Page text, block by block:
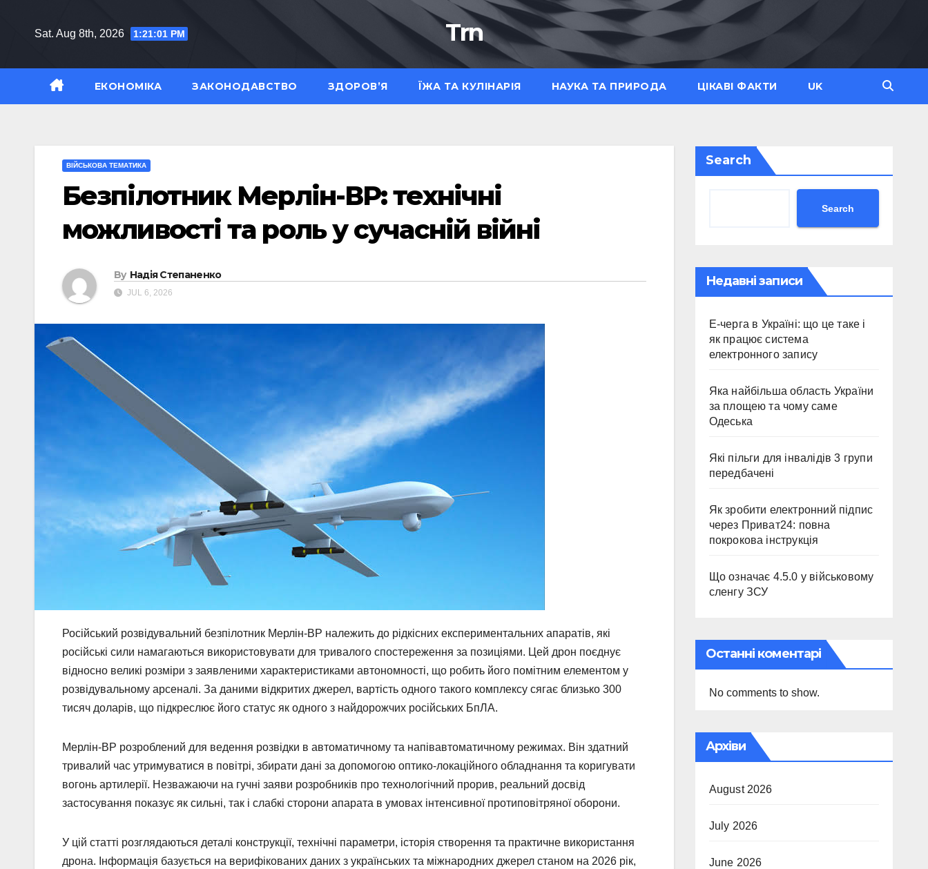
Sat. Aug 8th, 2026 1:21:02 PM Trn
ЕКОНОМІКА ЗАКОНОДАВСТВО ЗДОРОВ’Я ЇЖА ТА КУЛІНАРІЯ НАУКА ТА ПРИРОДА ЦІКАВІ ФАКТИ UK
ВІЙСЬКОВА ТЕМАТИКА
Безпілотник Мерлін-ВР: технічні
можливості та роль у сучасній війні
By Надія Степаненко
JUL 6, 2026
Російський розвідувальний безпілотник Мерлін-ВР належить до рідкісних експериментальних апаратів, які
російські сили намагаються використовувати для тривалого спостереження за позиціями. Цей дрон поєднує
відносно великі розміри з заявленими характеристиками автономності, що робить його помітним елементом у
розвідувальному арсеналі. За даними відкритих джерел, вартість одного такого комплексу сягає близько 300
тисяч доларів, що підкреслює його статус як одного з найдорожчих російських БпЛА.
Мерлін-ВР розроблений для ведення розвідки в автоматичному та напівавтоматичному режимах. Він здатний
тривалий час утримуватися в повітрі, збирати дані за допомогою оптико-локаційного обладнання та коригувати
вогонь артилерії. Незважаючи на гучні заяви розробників про технологічний прорив, реальний досвід
застосування показує як сильні, так і слабкі сторони апарата в умовах інтенсивної протиповітряної оборони.
У цій статті розглядаються деталі конструкції, технічні параметри, історія створення та практичне використання
дрона. Інформація базується на верифікованих даних з українських та міжнародних джерел станом на 2026 рік,
Search
Search
Недавні записи
Е-черга в Україні: що це таке і
як працює система
електронного запису
Яка найбільша область України
за площею та чому саме
Одеська
Які пільги для інвалідів 3 групи
передбачені
Як зробити електронний підпис
через Приват24: повна
покрокова інструкція
Що означає 4.5.0 у військовому
сленгу ЗСУ
Останні коментарі
No comments to show.
Архіви
August 2026
July 2026
June 2026